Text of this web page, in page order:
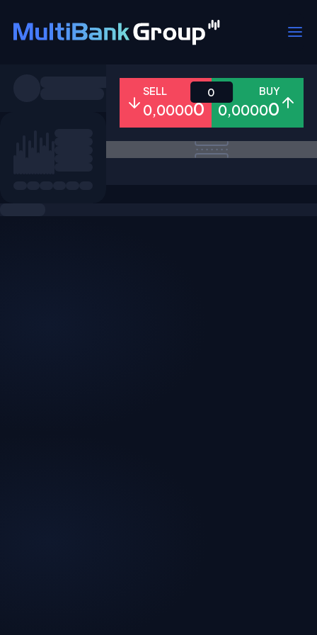
Todo Forex Metales
SELL
0,00000
BUY
0,00000
0